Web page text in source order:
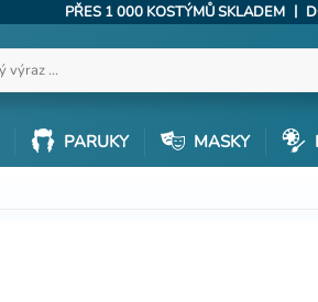
PŘES 1 000 KOSTÝMŮ SKLADEM |
PARUKY MASKY